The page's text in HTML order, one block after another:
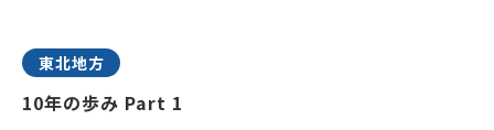
東北地方
10年の歩み Part 1